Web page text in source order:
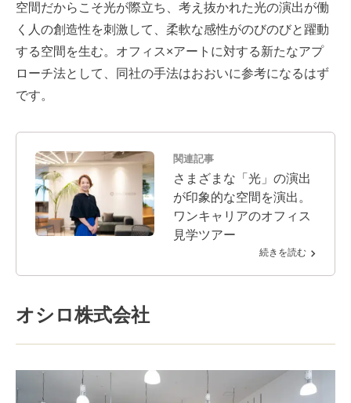
空間だからこそ光が際立ち、考え抜かれた光の演出が働
く人の創造性を刺激して、柔軟な感性がのびのびと躍動
する空間を生む。オフィス×アートに対する新たなアプ
ローチ法として、同社の手法はおおいに参考になるはず
です。
関連記事
さまざまな「光」の演出
が印象的な空間を演出。
ワンキャリアのオフィス
見学ツアー
続きを読む
オシロ株式会社